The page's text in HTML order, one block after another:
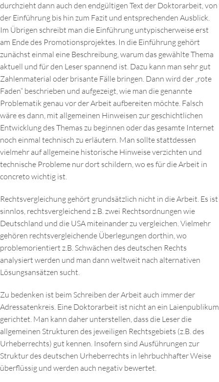
durchzieht dann auch den endgültigen Text der Doktorarbeit, von
der Einführung bis hin zum Fazit und entsprechenden Ausblick.
Im Übrigen schreibt man die Einführung untypischerweise erst
am Ende des Promotionsprojektes. In die Einführung gehört
zunächst einmal eine Beschreibung, warum das gewählte Thema
aktuell und für den Leser spannend ist. Dazu kann man sehr gut
Zahlenmaterial oder brisante Fälle bringen. Dann wird der „rote
Faden“ beschrieben und aufgezeigt, wie man die genannte
Problematik genau vor der Arbeit aufbereiten möchte. Falsch
wäre es dann, mit allgemeinen Hinweisen zur geschichtlichen
Entwicklung des Themas zu beginnen oder das gesamte Internet
noch einmal technisch zu erläutern. Man sollte stattdessen
vielmehr auf allgemeine historische Hinweise verzichten und
technische Probleme nur dort schildern, wo es für die Arbeit in
concreto wichtig ist.
Rechtsvergleichung gehört grundsätzlich nicht in die Arbeit. Es ist
sinnlos, rechtsvergleichend z.B. zwei Rechtsordnungen wie
Deutschland und die USA miteinander zu vergleichen. Vielmehr
gehören rechtsvergleichende Überlegungen dorthin, wo
problemorientiert z.B. Schwächen des deutschen Rechts
analysiert werden und man dann weltweit nach alternativen
Lösungsansätzen sucht.
Zu bedenken ist beim Schreiben der Arbeit auch immer der
Adressatenkreis. Eine Doktorarbeit ist nicht an ein Laienpublikum
gerichtet. Man kann daher unterstellen, dass die Leser die
allgemeinen Strukturen des jeweiligen Rechtsgebiets (z.B. des
Urheberrechts) gut kennen. Insofern sind Ausführungen zur
Struktur des deutschen Urheberrechts in lehrbuchhafter Weise
überflüssig und werden auch negativ bewertet.